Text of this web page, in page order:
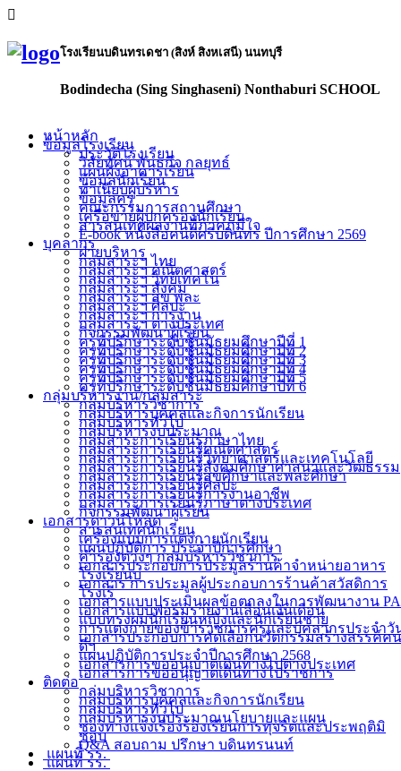
โรงเรียนบดินทรเดชา (สิงห์ สิงหเสนี) นนทบุรี
Bodindecha (Sing Singhaseni) Nonthaburi SCHOOL
หน้าหลัก
ข้อมูลโรงเรียน
ประวัติโรงเรียน
วิสัยทัศน์ พันธกิจ กลยุทธ์
แผนผังอาคารเรียน
ข้อมูลนักเรียน
ทำเนียบผู้บริหาร
ข้อมูลครู
คณะกรรมการสถานศึกษา
เครือข่ายผู้ปกครองนักเรียน
สารสนเทศผลงานที่ภาคภูมิใจ
E-book หนังสือคนดีศรีบดินทร ปีการศึกษา 2569
บุคลากร
ฝ่ายบริหาร
กลุ่มสาระฯ ไทย
กลุ่มสาระฯ คณิตศาสตร์
กลุ่มสาระฯ วิทย์เทคโน
กลุ่มสาระฯ สังคม
กลุ่มสาระฯ สุข พละ
กลุ่มสาระฯ ศิลปะ
กลุ่มสาระฯ การงาน
กลุ่มสาระฯ ต่างประเทศ
กิจกรรมพัฒนาผู้เรียน
ครูที่ปรึกษาระดับชั้นมัธยมศึกษาปีที่ 1
ครูที่ปรึกษาระดับชั้นมัธยมศึกษาปีที่ 2
ครูที่ปรึกษาระดับชั้นมัธยมศึกษาปีที่ 3
ครูที่ปรึกษาระดับชั้นมัธยมศึกษาปีที่ 4
ครูที่ปรึกษาระดับชั้นมัธยมศึกษาปีที่ 5
ครูที่ปรึกษาระดับชั้นมัธยมศึกษาปีที่ 6
กลุ่มบริหารงาน/กลุ่มสาระ
กลุ่มบริหารวิชาการ
กลุ่มบริหารบุคคลและกิจการนักเรียน
กลุ่มบริหารทั่วไป
กลุ่มบริหารงบประมาณ
กลุ่มสาระการเรียนรู้ภาษาไทย
กลุ่มสาระการเรียนรู้คณิตศาสตร์
กลุ่มสาระการเรียนรู้วิทยาศาสตร์และเทคโนโลยี
กลุ่มสาระการเรียนรู้สังคมศึกษาศาสนาและวัฒธรรม
กลุ่มสาระการเรียนรู้สุขศึกษาและพละศึกษา
กลุ่มสาระการเรียนรู้ศิลปะ
กลุ่มสาระการเรียนรู้การงานอาชีพ
กลุ่มสาระการเรียนรู้ภาษาต่างประเทศ
กิจกรรมพัฒนาผู้เรียน
เอกสารดาวน์โหลด
สารสนเทศนักเรียน
เครื่องแบบการแต่งกายนักเรียน
แผนปฏิบัติการ ประจำปีการศึกษา
คำรองต่างๆ กลุ่มบริหารวิชาการ
เอกสารประกอบการประมูลร้านค้าจำหน่ายอาหาร
โรงเรียนบ
เอกสาร การประมูลผู้ประกอบการร้านค้าสวัสดิการ
โรงเรี
เอกสารแบบประเมินผลข้อตกลงในการพัฒนางาน PA
เอกสารแบบฟอร์มรายงานเลื่อนเงินเดือน
แบบทรงผมนักเรียนหญิงและนักเรียนชาย
การแต่งกายของข้าราชการครูและบุคลากรประจำวั
เอกสารประกอบการคัดเลือกนวัตกรรมสร้างสรรค์คน
ดีฯ
แผนปฏิบัติการประจำปีการศึกษา 2568
เอกสารการขออนุญาตเดินทางไปต่างประเทศ
เอกสารการขออนุญาตเดินทางไปราชการ
ติดต่อ
กลุ่มบริหารวิชาการ
กลุ่มบริหารบุคคลและกิจการนักเรียน
กลุ่มบริหารทั่วไป
กลุ่มบริหารงบประมาณนโยบายและแผน
ช่องทางแจ้งเรื่องร้องเรียนการทุจริตและประพฤติมิ
ชอบ
Q&A สอบถาม ปรึกษา บดินทรนนท์
แผนที่ รร.
แผนที่ รร.